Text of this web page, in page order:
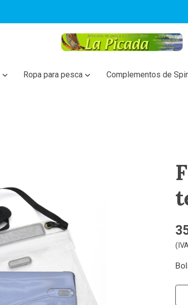
Ropa para pesca Complementos de